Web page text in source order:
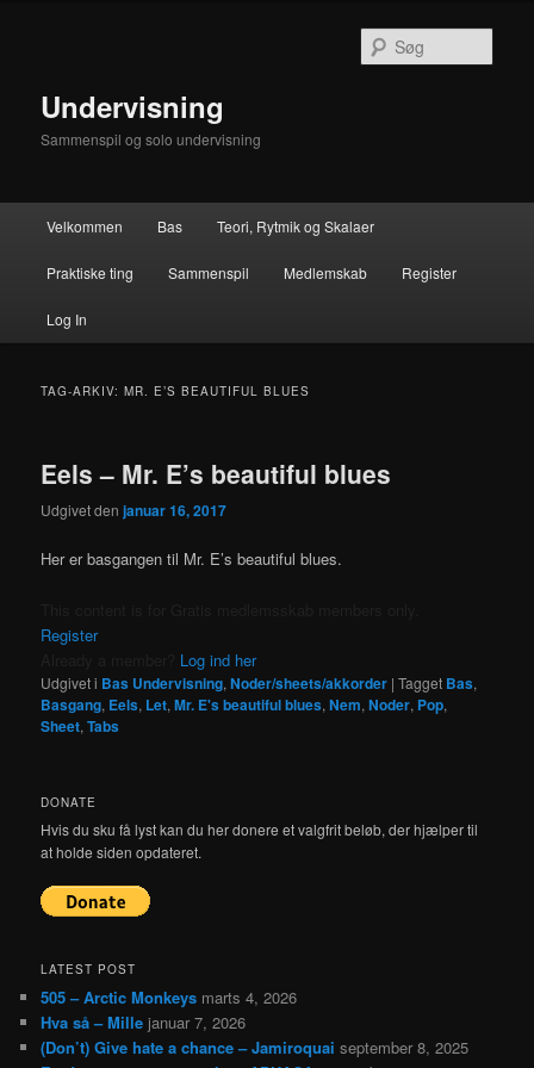
Undervisning
Sammenspil og solo undervisning
Velkommen Bas Teori, Rytmik og Skalaer
Praktiske ting Sammenspil Medlemskab Register
Log In
TAG-ARKIV:MR. E’S BEAUTIFUL BLUES
Eels – Mr. E’s beautiful blues
Udgivet denjanuar 16, 2017
Her er basgangen til Mr. E’s beautiful blues.
Register
Log ind her
Udgivet i Bas Undervisning,Noder/sheets/akkorder |Tagget Bas,
Basgang, Eels, Let,Mr. E's beautiful blues,Nem,Noder, Pop,
Sheet,Tabs
DONATE
Hvis du sku få lyst kan du her donere et valgfrit beløb, der hjælper til
at holde siden opdateret.
LATEST POST
505 – Arctic Monkeys marts 4, 2026
Hva så – Mille januar 7, 2026
(Don’t) Give hate a chance – Jamiroquai september 8, 2025